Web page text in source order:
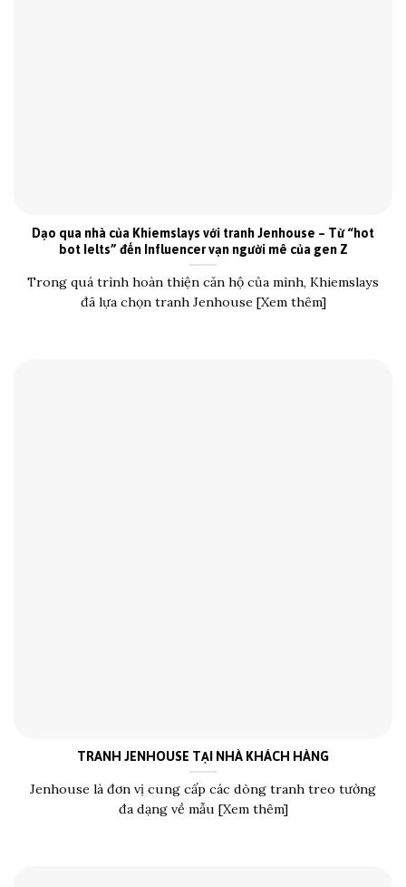
Dạo qua nhà của Khiemslays với tranh Jenhouse – Từ “hot
bot Ielts” đến Influencer vạn người mê của gen Z
Trong quá trình hoàn thiện căn hộ của mình, Khiemslays
đã lựa chọn tranh Jenhouse [Xem thêm]
TRANH JENHOUSE TẠI NHÀ KHÁCH HÀNG
Jenhouse là đơn vị cung cấp các dòng tranh treo tường
đa dạng về mẫu [Xem thêm]